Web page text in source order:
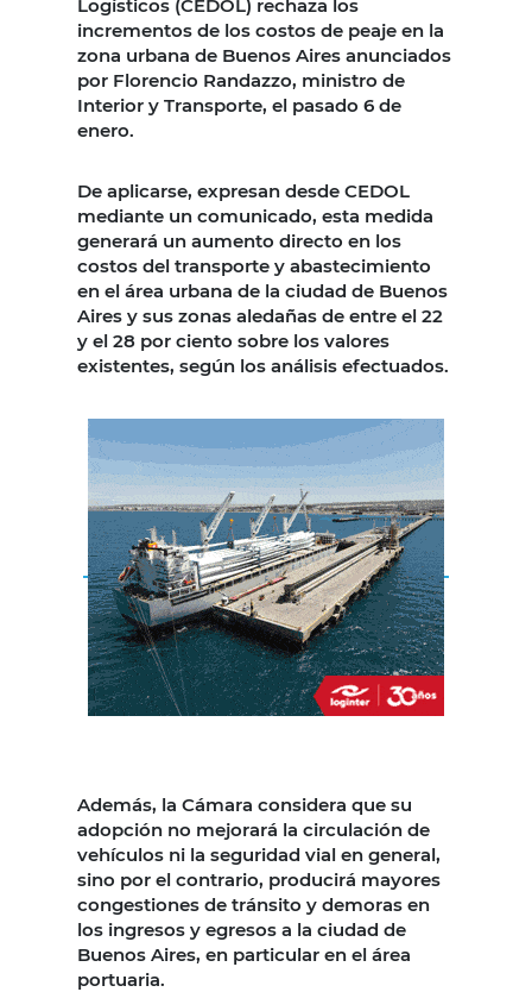
Logísticos (CEDOL) rechaza los
incrementos de los costos de peaje en la
zona urbana de Buenos Aires anunciados
por Florencio Randazzo, ministro de
Interior y Transporte, el pasado 6 de
enero.
De aplicarse, expresan desde CEDOL
mediante un comunicado, esta medida
generará un aumento directo en los
costos del transporte y abastecimiento
en el área urbana de la ciudad de Buenos
Aires y sus zonas aledañas de entre el 22
y el 28 por ciento sobre los valores
existentes, según los análisis efectuados.
Además, la Cámara considera que su
adopción no mejorará la circulación de
vehículos ni la seguridad vial en general,
sino por el contrario, producirá mayores
congestiones de tránsito y demoras en
los ingresos y egresos a la ciudad de
Buenos Aires, en particular en el área
portuaria.